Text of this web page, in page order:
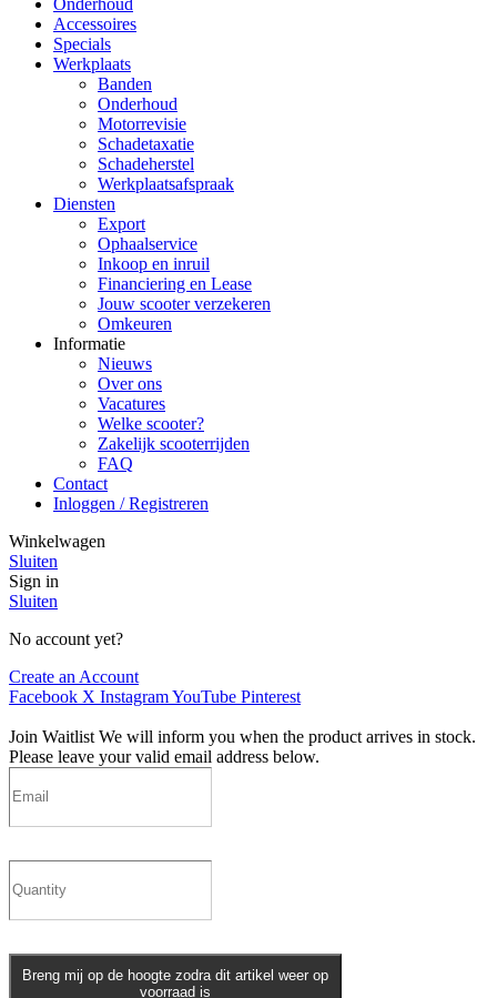
Accessoires
Specials
Werkplaats
Banden
Onderhoud
Motorrevisie
Schadetaxatie
Schadeherstel
Werkplaatsafspraak
Diensten
Export
Ophaalservice
Inkoop en inruil
Financiering en Lease
Jouw scooter verzekeren
Omkeuren
Informatie
Nieuws
Over ons
Vacatures
Welke scooter?
Zakelijk scooterrijden
FAQ
Contact
Inloggen / Registreren
Winkelwagen
Sluiten
Sign in
Sluiten
No account yet?
Create an Account
Facebook X InstagramYouTube Pinterest
Join Waitlist We will inform you when the product arrives in stock.
Please leave your valid email address below.
Breng mij op de hoogte zodra dit artikel weer op
voorraad is